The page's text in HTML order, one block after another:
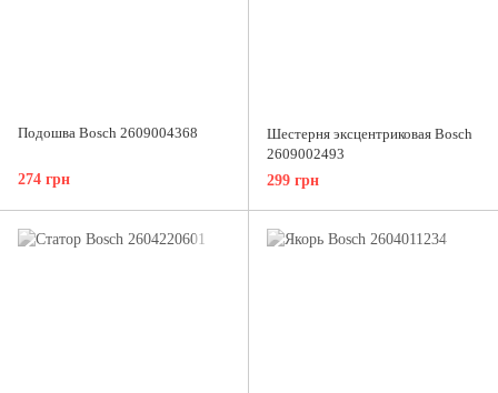
Подошва Bosch 2609004368
274 грн
Шестерня эксцентриковая Bosch
2609002493
299 грн